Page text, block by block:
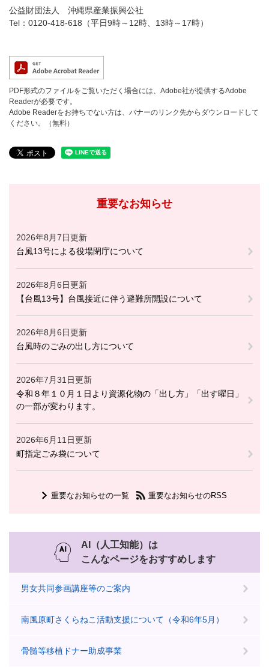
公益財団法人 沖縄県産業振興公社
Tel：0120-418-618（平日9時～12時、13時～17時）
PDF形式のファイルをご覧いただく場合には、Adobe社が提供するAdobe
Readerが必要です。
Adobe Readerをお持ちでない方は、バナーのリンク先からダウンロードして
ください。（無料）
重要なお知らせ
2026年8月7日更新
台風13号による役場閉庁について
2026年8月6日更新
【台風13号】台風接近に伴う避難所開設について
2026年8月6日更新
台風時のごみの出し方について
2026年7月31日更新
令和８年１０月１日より資源化物の「出し方」「出す曜日」
の一部が変わります。
2026年6月11日更新
町指定ごみ袋について
重要なお知らせの一覧 重要なお知らせのRSS
AI（人工知能）は
こんなページをおすすめします
男女共同参画講座等のご案内
南風原町さくらねこ活動支援について（令和6年5月）
骨髄等移植ドナー助成事業